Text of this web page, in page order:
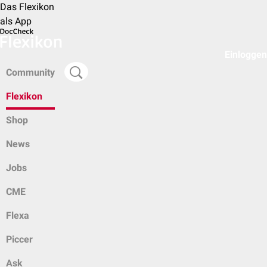
Das Flexikon
als App
Community
Flexikon
Shop
News
Jobs
CME
Flexa
Piccer
Ask